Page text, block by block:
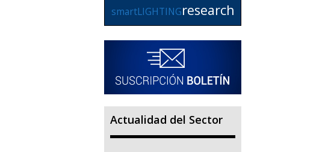
smartLIGHTINGresearch
Actualidad del Sector